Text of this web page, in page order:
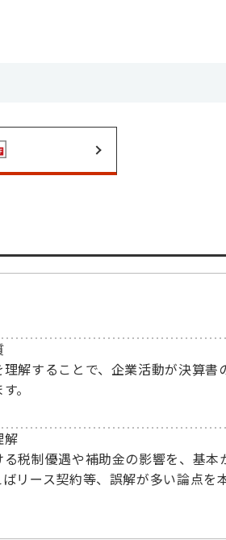
解することで、企業活動が決算書
。
解
税制優遇や補助金の影響を、基本
リース契約等、誤解が多い論点を